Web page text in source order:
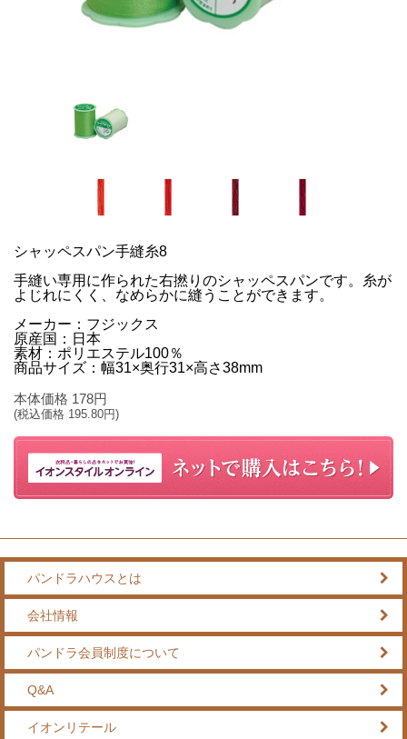
シャッペスパン手縫糸8
手縫い専用に作られた右撚りのシャッペスパンです。糸が
よじれにくく、なめらかに縫うことができます。
メーカー：フジックス
原産国：日本
素材：ポリエステル100％
商品サイズ：幅31×奥行31×高さ38mm
本体価格 178円
(税込価格 195.80円)
パンドラハウスとは
会社情報
パンドラ会員制度について
Q&A
イオンリテール